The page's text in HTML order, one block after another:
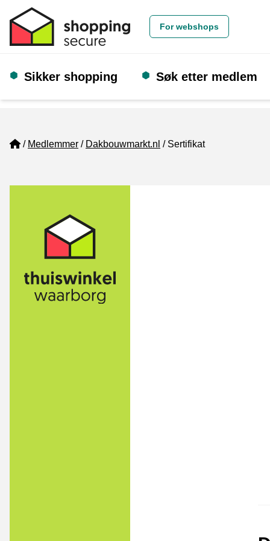
For webshops
Sikker shopping Søk etter medlem
Home
Medlemmer Dakbouwmarkt.nl Sertifikat